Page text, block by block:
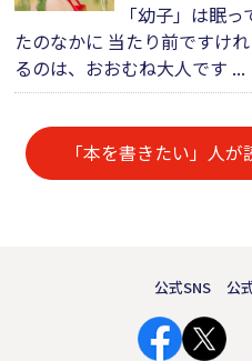
「幼子」は眠
たのなかに 当たり前ですけ
るのは、おおむね大人です ...
「本を書きたい」人
公式SNS 公